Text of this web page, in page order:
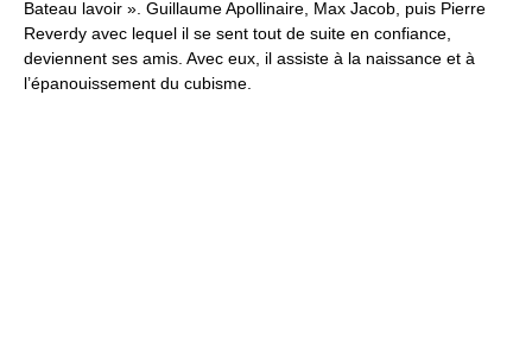
Bateau lavoir ». Guillaume Apollinaire, Max Jacob, puis Pierre
Reverdy avec lequel il se sent tout de suite en confiance,
deviennent ses amis. Avec eux, il assiste à la naissance et à
l’épanouissement du cubisme.